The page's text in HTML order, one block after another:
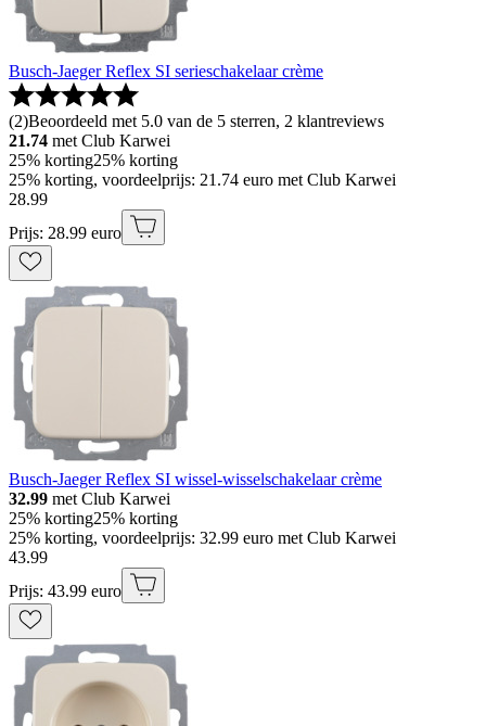
Busch-Jaeger Reflex SI serieschakelaar crème
(2)Beoordeeld met 5.0 van de 5 sterren, 2 klantreviews
21.74 met Club Karwei
25% korting25% korting
25% korting, voordeelprijs: 21.74 euro met Club Karwei
28.99
Prijs: 28.99 euro
Busch-Jaeger Reflex SI wissel-wisselschakelaar crème
32.99 met Club Karwei
25% korting25% korting
25% korting, voordeelprijs: 32.99 euro met Club Karwei
43.99
Prijs: 43.99 euro